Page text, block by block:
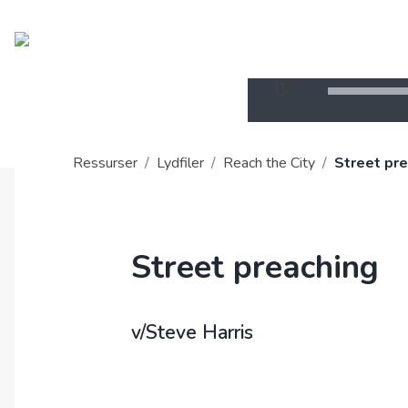
Ressurser / Lydfiler / Reach the City / Street
Street preaching
v/Steve Harris